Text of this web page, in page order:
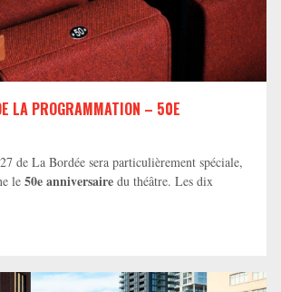
LA PROGRAMMATION – 50E
de La Bordée sera particulièrement spéciale,
le 50e anniversaire du théâtre. Les dix